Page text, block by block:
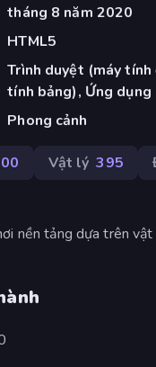
tháng 8 năm 2020
HTML5
Trình duyệt (máy
tính bảng), Ứng
Phong cảnh
Vật lý 395
nền tảng dựa trên